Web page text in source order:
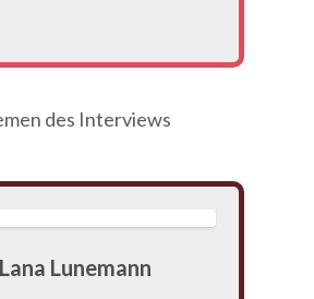
des Interviews
Lana Lunemann